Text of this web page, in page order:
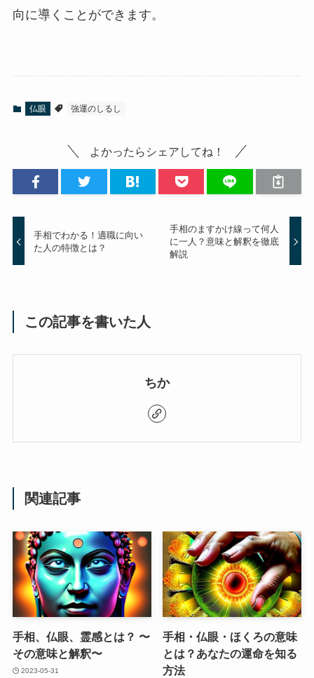
向に導くことができます。
仏眼 強運のしるし
よかったらシェアしてね！
手相でわかる！適職に向い
た人の特徴とは？
手相のますかけ線って何人
に一人？意味と解釈を徹底
解説
この記事を書いた人
ちか
関連記事
手相、仏眼、霊感とは？ 〜
その意味と解釈〜
2023-05-31
手相・仏眼・ほくろの意味
とは？あなたの運命を知る
方法